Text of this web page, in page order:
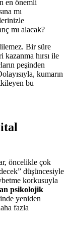
en önemli
mı
mı alacak?
Bir süre
kazanma hırsı ile
peşinden
kumarın
bu
öncelikle çok
düşüncesiyle
korkusuyla
psikolojik
yeniden
fazla